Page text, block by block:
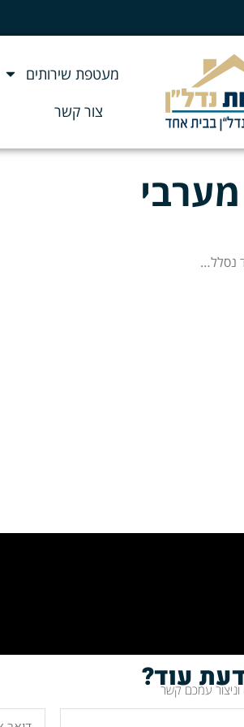
מעטפת שירותים
צור קשר
נסלל…
עוד?
עמכם קשר